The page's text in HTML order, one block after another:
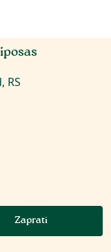
RS
Zaprati